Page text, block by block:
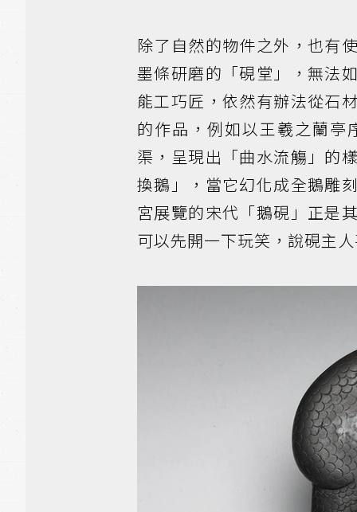
除了自然的物件之外，也有
墨條研磨的「硯堂」，無法
能工巧匠，依然有辦法從石
的作品，例如以王羲之蘭
渠，呈現出「曲水流觴」的
換鵝」，當它幻化成全鵝雕
宮展覽的宋代「鵝硯」正是
可以先開一下玩笑，說硯主